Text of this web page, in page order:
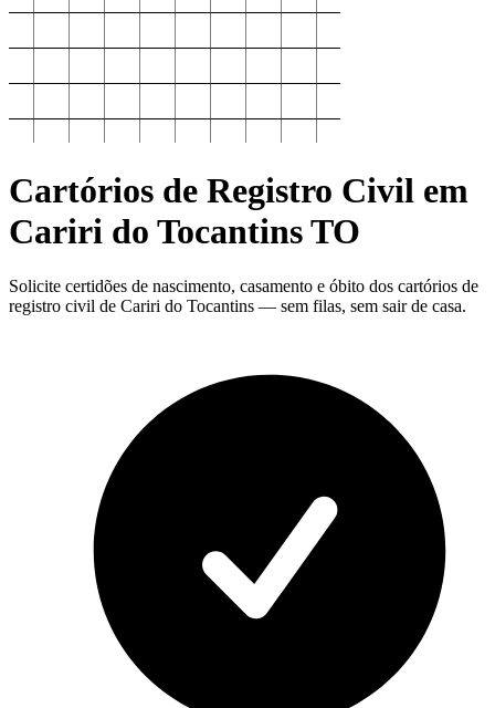
Cartórios de Registro Civil em
Cariri do TocantinsTO
Solicite certidões de nascimento, casamento e óbito dos cartórios de
registro civil de Cariri do Tocantins — sem filas, sem sair de casa.